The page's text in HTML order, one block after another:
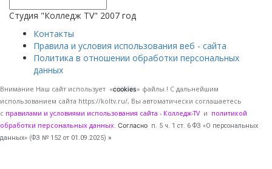
Студия "Колледж TV" 2007 год
Контакты
Правила и условия использования веб - сайта
Политика в отношении обработки персональных
данных
Внимание Наш сайт использует «cookies» файлы.! С дальнейшим
использованием сайта https://koltv.ru/, Вы автоматически соглашаетесь
с правилами и условиями использования сайта - Колледж-TV и политикой
обработки персональных данных Согласно п. 5 ч. 1 ст. 6 ФЗ «О персональных
данных» (ФЗ № 152 от 01.09.2025) »